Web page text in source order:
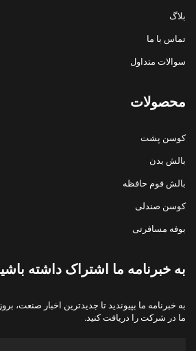
بلاگ
تماس با ما
سوالات متداول
محصولات
کوسن پشت
بالش بدن
بالش فوم حافظه
کوسن صندلی
بوفه مسافرتی
به خبرنامه ما اشتراک داشته
به خبرنامه ما بپیوندید تا جدیدترین اخبار صنعت،
ما در شرکت را دریافت کنید.